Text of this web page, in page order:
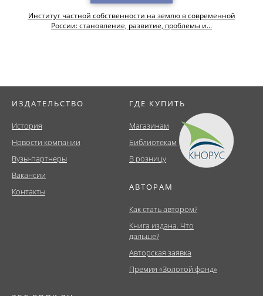
Институт частной собственности на землю в современной
России: становление, развитие, проблемы и...
ИЗДАТЕЛЬСТВО
История
Новости компании
Вузы-партнеры
Вакансии
Контакты
ГДЕ КУПИТЬ
Магазинам
Библиотекам
В розницу
АВТОРАМ
Как стать автором?
Книга издана. Что
дальше?
Авторская заявка
Премия «Золотой фонд»